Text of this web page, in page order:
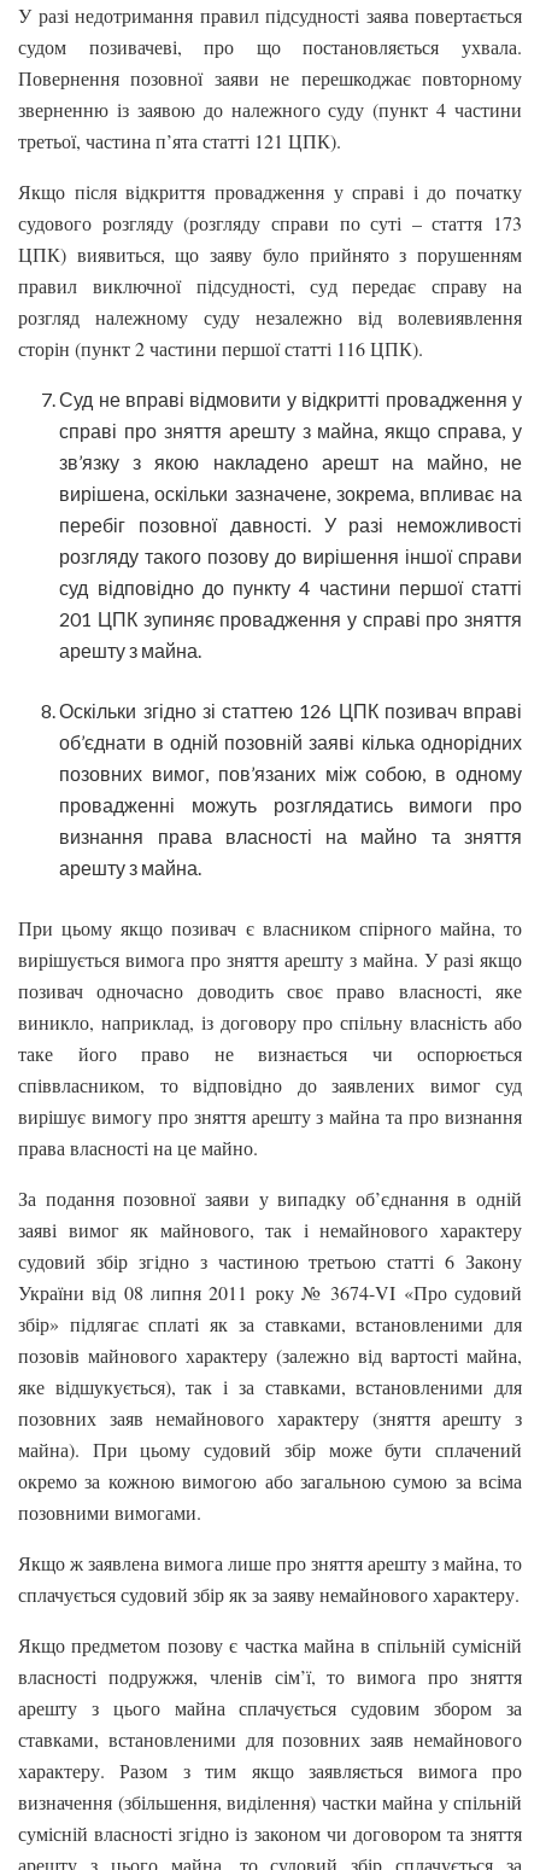
У разі недотримання правил підсудності заява повертається
судом позивачеві, про що постановляється ухвала.
Повернення позовної заяви не перешкоджає повторному
зверненню із заявою до належного суду (пункт 4 частини
третьої, частина п’ята статті 121 ЦПК).
Якщо після відкриття провадження у справі і до початку
судового розгляду (розгляду справи по суті – стаття 173
ЦПК) виявиться, що заяву було прийнято з порушенням
правил виключної підсудності, суд передає справу на
розгляд належному суду незалежно від волевиявлення
сторін (пункт 2 частини першої статті 116 ЦПК).
Суд не вправі відмовити у відкритті провадження у
справі про зняття арешту з майна, якщо справа, у
зв’язку з якою накладено арешт на майно, не
вирішена, оскільки зазначене, зокрема, впливає на
перебіг позовної давності. У разі неможливості
розгляду такого позову до вирішення іншої справи
суд відповідно до пункту 4 частини першої статті
201 ЦПК зупиняє провадження у справі про зняття
арешту з майна.
Оскільки згідно зі статтею 126 ЦПК позивач вправі
об’єднати в одній позовній заяві кілька однорідних
позовних вимог, пов’язаних між собою, в одному
провадженні можуть розглядатись вимоги про
визнання права власності на майно та зняття
арешту з майна.
При цьому якщо позивач є власником спірного майна, то
вирішується вимога про зняття арешту з майна. У разі якщо
позивач одночасно доводить своє право власності, яке
виникло, наприклад, із договору про спільну власність або
таке його право не визнається чи оспорюється
співвласником, то відповідно до заявлених вимог суд
вирішує вимогу про зняття арешту з майна та про визнання
права власності на це майно.
За подання позовної заяви у випадку об’єднання в одній
заяві вимог як майнового, так і немайнового характеру
судовий збір згідно з частиною третьою статті 6 Закону
України від 08 липня 2011 року № 3674-VI «Про судовий
збір» підлягає сплаті як за ставками, встановленими для
позовів майнового характеру (залежно від вартості майна,
яке відшукується), так і за ставками, встановленими для
позовних заяв немайнового характеру (зняття арешту з
майна). При цьому судовий збір може бути сплачений
окремо за кожною вимогою або загальною сумою за всіма
позовними вимогами.
Якщо ж заявлена вимога лише про зняття арешту з майна, то
сплачується судовий збір як за заяву немайнового характеру.
Якщо предметом позову є частка майна в спільній сумісній
власності подружжя, членів сім’ї, то вимога про зняття
арешту з цього майна сплачується судовим збором за
ставками, встановленими для позовних заяв немайнового
характеру. Разом з тим якщо заявляється вимога про
визначення (збільшення, виділення) частки майна у спільній
сумісній власності згідно із законом чи договором та зняття
арешту з цього майна, то судовий збір сплачується за